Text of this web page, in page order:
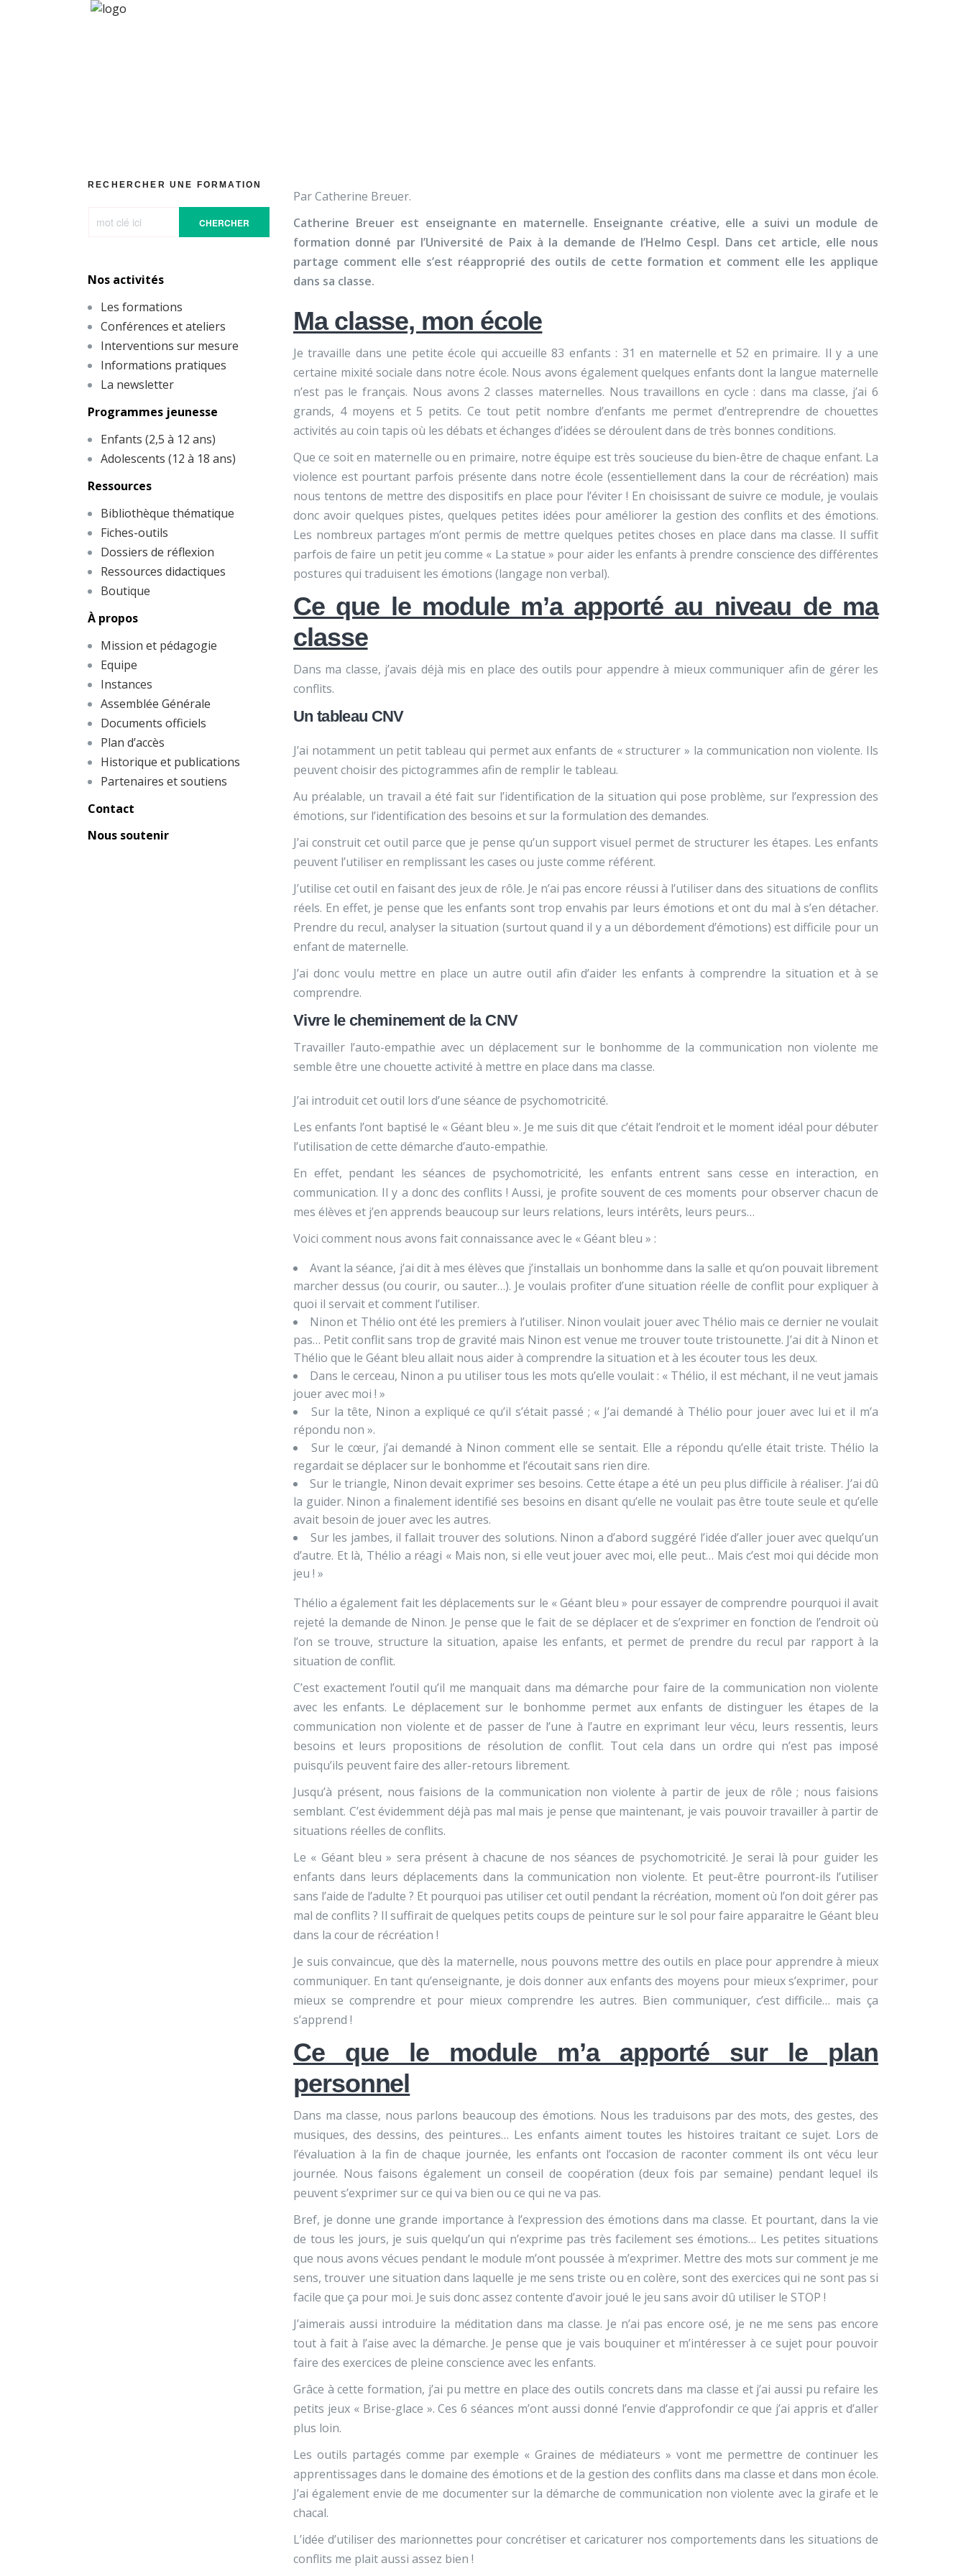
Par Catherine Breuer.
Catherine Breuer est enseignante en maternelle. Enseignante créative, elle a suivi un module de
formation donné par l’Université de Paix à la demande de l’Helmo Cespl. Dans cet article, elle nous
partage comment elle s’est réapproprié des outils de cette formation et comment elle les applique
dans sa classe.
Ma classe, mon école
Je travaille dans une petite école qui accueille 83 enfants : 31 en maternelle et 52 en primaire. Il y a une
certaine mixité sociale dans notre école. Nous avons également quelques enfants dont la langue maternelle
n’est pas le français. Nous avons 2 classes maternelles. Nous travaillons en cycle : dans ma classe, j’ai 6
grands, 4 moyens et 5 petits. Ce tout petit nombre d’enfants me permet d’entreprendre de chouettes
activités au coin tapis où les débats et échanges d’idées se déroulent dans de très bonnes conditions.
Que ce soit en maternelle ou en primaire, notre équipe est très soucieuse du bien-être de chaque enfant. La
violence est pourtant parfois présente dans notre école (essentiellement dans la cour de récréation) mais
nous tentons de mettre des dispositifs en place pour l’éviter ! En choisissant de suivre ce module, je voulais
donc avoir quelques pistes, quelques petites idées pour améliorer la gestion des conflits et des émotions.
Les nombreux partages m’ont permis de mettre quelques petites choses en place dans ma classe. Il suffit
parfois de faire un petit jeu comme « La statue » pour aider les enfants à prendre conscience des différentes
postures qui traduisent les émotions (langage non verbal).
Ce que le module m’a apporté au niveau de ma
classe
Dans ma classe, j’avais déjà mis en place des outils pour appendre à mieux communiquer afin de gérer les
conflits.
Un tableau CNV
J’ai notamment un petit tableau qui permet aux enfants de « structurer » la communication non violente. Ils
peuvent choisir des pictogrammes afin de remplir le tableau.
Au préalable, un travail a été fait sur l’identification de la situation qui pose problème, sur l’expression des
émotions, sur l’identification des besoins et sur la formulation des demandes.
J’ai construit cet outil parce que je pense qu’un support visuel permet de structurer les étapes. Les enfants
peuvent l’utiliser en remplissant les cases ou juste comme référent.
J’utilise cet outil en faisant des jeux de rôle. Je n’ai pas encore réussi à l’utiliser dans des situations de conflits
réels. En effet, je pense que les enfants sont trop envahis par leurs émotions et ont du mal à s’en détacher.
Prendre du recul, analyser la situation (surtout quand il y a un débordement d’émotions) est difficile pour un
enfant de maternelle.
J’ai donc voulu mettre en place un autre outil afin d’aider les enfants à comprendre la situation et à se
comprendre.
Vivre le cheminement de la CNV
Travailler l’auto-empathie avec un déplacement sur le bonhomme de la communication non violente me
semble être une chouette activité à mettre en place dans ma classe.
J’ai introduit cet outil lors d’une séance de psychomotricité.
Les enfants l’ont baptisé le « Géant bleu ». Je me suis dit que c’était l’endroit et le moment idéal pour débuter
l’utilisation de cette démarche d’auto-empathie.
En effet, pendant les séances de psychomotricité, les enfants entrent sans cesse en interaction, en
communication. Il y a donc des conflits ! Aussi, je profite souvent de ces moments pour observer chacun de
mes élèves et j’en apprends beaucoup sur leurs relations, leurs intérêts, leurs peurs…
Voici comment nous avons fait connaissance avec le « Géant bleu » :
Avant la séance, j’ai dit à mes élèves que j’installais un bonhomme dans la salle et qu’on pouvait librement
marcher dessus (ou courir, ou sauter…). Je voulais profiter d’une situation réelle de conflit pour expliquer à
quoi il servait et comment l’utiliser.
Ninon et Thélio ont été les premiers à l’utiliser. Ninon voulait jouer avec Thélio mais ce dernier ne voulait
pas… Petit conflit sans trop de gravité mais Ninon est venue me trouver toute tristounette. J’ai dit à Ninon et
Thélio que le Géant bleu allait nous aider à comprendre la situation et à les écouter tous les deux.
Dans le cerceau, Ninon a pu utiliser tous les mots qu’elle voulait : « Thélio, il est méchant, il ne veut jamais
jouer avec moi ! »
Sur la tête, Ninon a expliqué ce qu’il s’était passé ; « J’ai demandé à Thélio pour jouer avec lui et il m’a
répondu non ».
Sur le cœur, j’ai demandé à Ninon comment elle se sentait. Elle a répondu qu’elle était triste. Thélio la
regardait se déplacer sur le bonhomme et l’écoutait sans rien dire.
Sur le triangle, Ninon devait exprimer ses besoins. Cette étape a été un peu plus difficile à réaliser. J’ai dû
la guider. Ninon a finalement identifié ses besoins en disant qu’elle ne voulait pas être toute seule et qu’elle
avait besoin de jouer avec les autres.
Sur les jambes, il fallait trouver des solutions. Ninon a d’abord suggéré l’idée d’aller jouer avec quelqu’un
d’autre. Et là, Thélio a réagi « Mais non, si elle veut jouer avec moi, elle peut… Mais c’est moi qui décide mon
jeu ! »
Thélio a également fait les déplacements sur le « Géant bleu » pour essayer de comprendre pourquoi il avait
rejeté la demande de Ninon. Je pense que le fait de se déplacer et de s’exprimer en fonction de l’endroit où
l’on se trouve, structure la situation, apaise les enfants, et permet de prendre du recul par rapport à la
situation de conflit.
C’est exactement l’outil qu’il me manquait dans ma démarche pour faire de la communication non violente
avec les enfants. Le déplacement sur le bonhomme permet aux enfants de distinguer les étapes de la
communication non violente et de passer de l’une à l’autre en exprimant leur vécu, leurs ressentis, leurs
besoins et leurs propositions de résolution de conflit. Tout cela dans un ordre qui n’est pas imposé
puisqu’ils peuvent faire des aller-retours librement.
Jusqu’à présent, nous faisions de la communication non violente à partir de jeux de rôle ; nous faisions
semblant. C’est évidemment déjà pas mal mais je pense que maintenant, je vais pouvoir travailler à partir de
situations réelles de conflits.
Le « Géant bleu » sera présent à chacune de nos séances de psychomotricité. Je serai là pour guider les
enfants dans leurs déplacements dans la communication non violente. Et peut-être pourront-ils l’utiliser
sans l’aide de l’adulte ? Et pourquoi pas utiliser cet outil pendant la récréation, moment où l’on doit gérer pas
mal de conflits ? Il suffirait de quelques petits coups de peinture sur le sol pour faire apparaitre le Géant bleu
dans la cour de récréation !
Je suis convaincue, que dès la maternelle, nous pouvons mettre des outils en place pour apprendre à mieux
communiquer. En tant qu’enseignante, je dois donner aux enfants des moyens pour mieux s’exprimer, pour
mieux se comprendre et pour mieux comprendre les autres. Bien communiquer, c’est difficile… mais ça
s’apprend !
Ce que le module m’a apporté sur le plan
personnel
Dans ma classe, nous parlons beaucoup des émotions. Nous les traduisons par des mots, des gestes, des
musiques, des dessins, des peintures… Les enfants aiment toutes les histoires traitant ce sujet. Lors de
l’évaluation à la fin de chaque journée, les enfants ont l’occasion de raconter comment ils ont vécu leur
journée. Nous faisons également un conseil de coopération (deux fois par semaine) pendant lequel ils
peuvent s’exprimer sur ce qui va bien ou ce qui ne va pas.
Bref, je donne une grande importance à l’expression des émotions dans ma classe. Et pourtant, dans la vie
de tous les jours, je suis quelqu’un qui n’exprime pas très facilement ses émotions… Les petites situations
que nous avons vécues pendant le module m’ont poussée à m’exprimer. Mettre des mots sur comment je me
sens, trouver une situation dans laquelle je me sens triste ou en colère, sont des exercices qui ne sont pas si
facile que ça pour moi. Je suis donc assez contente d’avoir joué le jeu sans avoir dû utiliser le STOP !
J’aimerais aussi introduire la méditation dans ma classe. Je n’ai pas encore osé, je ne me sens pas encore
tout à fait à l’aise avec la démarche. Je pense que je vais bouquiner et m’intéresser à ce sujet pour pouvoir
faire des exercices de pleine conscience avec les enfants.
Grâce à cette formation, j’ai pu mettre en place des outils concrets dans ma classe et j’ai aussi pu refaire les
petits jeux « Brise-glace ». Ces 6 séances m’ont aussi donné l’envie d’approfondir ce que j’ai appris et d’aller
plus loin.
Les outils partagés comme par exemple « Graines de médiateurs » vont me permettre de continuer les
apprentissages dans le domaine des émotions et de la gestion des conflits dans ma classe et dans mon école.
J’ai également envie de me documenter sur la démarche de communication non violente avec la girafe et le
chacal.
L’idée d’utiliser des marionnettes pour concrétiser et caricaturer nos comportements dans les situations de
conflits me plait aussi assez bien !
RECHERCHER UNE FORMATION
CHERCHER
Nos activités
Les formations
Conférences et ateliers
Interventions sur mesure
Informations pratiques
La newsletter
Programmes jeunesse
Enfants (2,5 à 12 ans)
Adolescents (12 à 18 ans)
Ressources
Bibliothèque thématique
Fiches-outils
Dossiers de réflexion
Ressources didactiques
Boutique
À propos
Mission et pédagogie
Equipe
Instances
Assemblée Générale
Documents officiels
Plan d’accès
Historique et publications
Partenaires et soutiens
Contact
Nous soutenir